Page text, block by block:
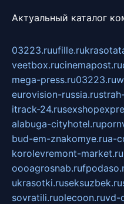
Актуальный каталог
03223.ruufille.ru
veetbox.rucinemapost.ru
mega-press.ru03223.ru
eurovision-russia.ru
itrack-24.ru
alabuga-cityhotel.ru
bud-em-znakomye.rua-
korolevremont-market.ru
oooagrosnab.ru
ukrasotki.ruseksuzbek.ru
sovratili.ruolecoon.ruvd-